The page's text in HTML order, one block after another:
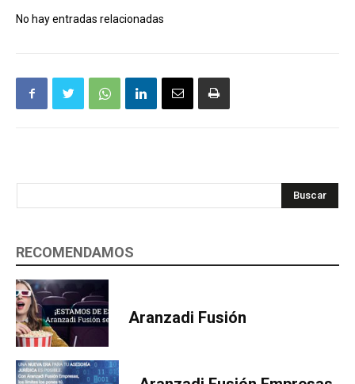
No hay entradas relacionadas
Buscar
RECOMENDAMOS
Aranzadi Fusión